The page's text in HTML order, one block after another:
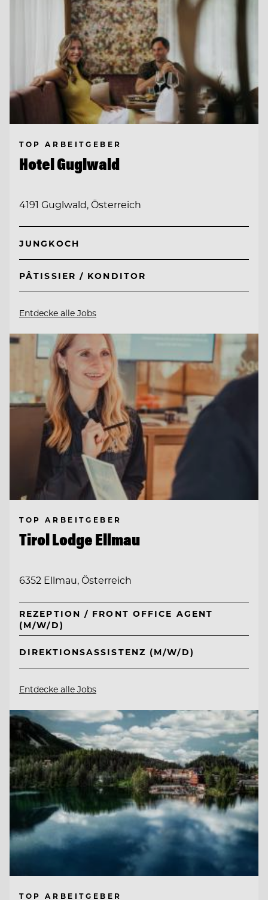
TOP ARBEITGEBER
Hotel Guglwald
4191 Guglwald, Österreich
JUNGKOCH
PÂTISSIER / KONDITOR
Entdecke alle Jobs
TOP ARBEITGEBER
Tirol Lodge Ellmau
6352 Ellmau, Österreich
REZEPTION / FRONT OFFICE AGENT
(M/W/D)
DIREKTIONSASSISTENZ (M/W/D)
Entdecke alle Jobs
TOP ARBEITGEBER